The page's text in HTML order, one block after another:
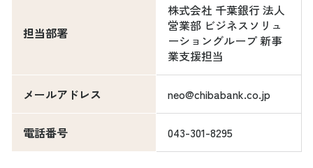
担当部署
株式会社 千葉銀行 法人
営業部 ビジネスソリュ
ーショングループ 新事
業支援担当
メールアドレス neo@chibabank.co.jp
電話番号 043-301-8295